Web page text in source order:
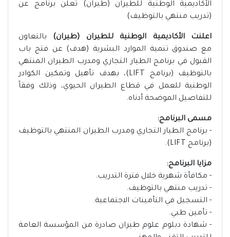
الأكاديمية الوطنية للطيران (طيران) تعلن برنامج عن
(تدريب منتهي بالتوظيف)
اعلنت الأكاديمية الوطنية للطيران (طيران) بالتعاون
مع
صندوق تنمية الموارد البشرية (هدف) عن فتح باب
القبول في برنامج الطيار التجاري ومدرب الطيران المنتهي
بالتوظيف (برنامج LIFT)، بهدف تأهيل وتمكين الكوادر
الوطنية للعمل في قطاع الطيران الحيوي، وذلك وفقاً
للتفاصيل الموضحة أدناه.
مسمى البرنامج:
- برنامج الطيار التجاري ومدرب الطيران المنتهي بالتوظيف
(برنامج LIFT).
مزايا البرنامج:
- مكافأة شهرية خلال فترة التدريب.
- تدريب منتهي بالتوظيف.
- التسجيل في التأمينات الاجتماعية.
- تأمين طبي.
- شهادة دبلوم علوم طيران صادرة من المؤسسة العامة